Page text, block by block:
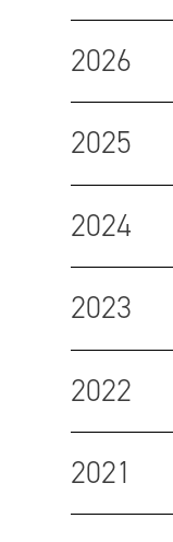
2026
2025
2024
2023
2022
2021